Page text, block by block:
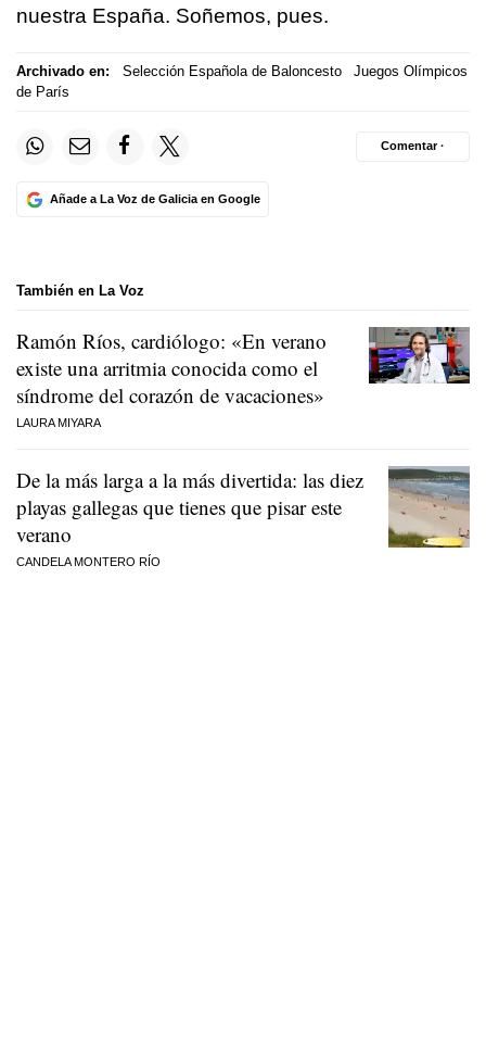
nuestra España. Soñemos, pues.
Archivado en: Selección Española de Baloncesto
Juegos Olímpicos
de París
Añade a La Voz de Galicia en Google
Comentar ·
También en La Voz
Ramón Ríos, cardiólogo: «En verano
existe una arritmia conocida como el
síndrome del corazón de vacaciones»
LAURA MIYARA
De la más larga a la más divertida: las diez
playas gallegas que tienes que pisar este
verano
CANDELA MONTERO RÍO